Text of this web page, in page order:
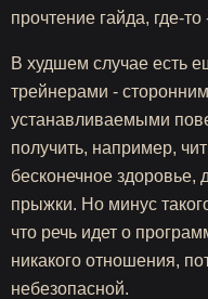
прочтение гайда, где-
В худшем случае есть
трейнерами -
устанавливаемыми
получить, например,
бесконечное здоровье,
прыжки. Но минус
что речь идет о
никакого отношения,
небезопасной.